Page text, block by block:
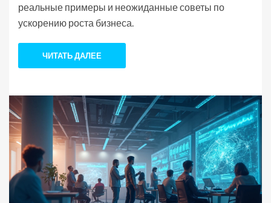
реальные примеры и неожиданные советы по
ускорению роста бизнеса.
ЧИТАТЬ ДАЛЕЕ